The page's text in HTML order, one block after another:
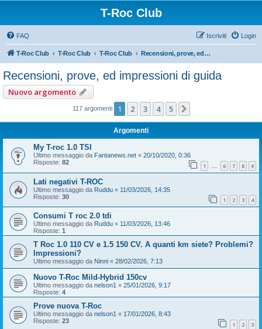
T-Roc Club
FAQ Login
Iscriviti
T-Roc Club T-Roc Club T-Roc Club Recensioni, prove, ed impressioni di guida
Recensioni, prove, ed impressioni di guida
Nuovo argomento
117 argomenti 1 2 3 4 5
Argomenti
My T-roc 1.0 TSI
Ultimo messaggio da Fantanews.net « 20/10/2020, 0:36
Risposte: 82 1 … 6 7 8 9
Lati negativi T-ROC
Ultimo messaggio da Ruddu « 11/03/2026, 14:35
Risposte: 30 1 2 3 4
Consumi T roc 2.0 tdi
Ultimo messaggio da Ruddu « 11/03/2026, 13:46
Risposte: 1
T Roc 1.0 110 CV e 1.5 150 CV. A quanti km siete? Problemi?
Impressioni?
Ultimo messaggio da Ninni « 28/02/2026, 7:13
Nuovo T-Roc Mild-Hybrid 150cv
Ultimo messaggio da nelson1 « 25/01/2026, 9:17
Risposte: 4
Prove nuova T-Roc
Ultimo messaggio da nelson1 « 17/01/2026, 8:43
Risposte: 23 1 2 3